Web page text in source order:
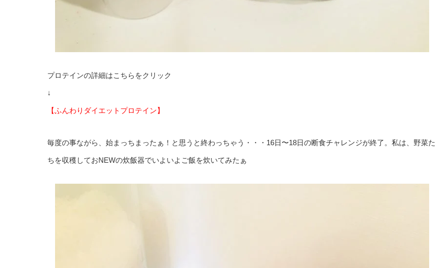
プロテインの詳細はこちらをクリック
↓
【ふんわりダイエットプロテイン】
毎度の事ながら、始まっちまったぁ！と思うと終わっちゃう・・・16日〜18日の断食チャレンジが終了。私は、野菜た
ちを収穫しておNEWの炊飯器でいよいよご飯を炊いてみたぁ